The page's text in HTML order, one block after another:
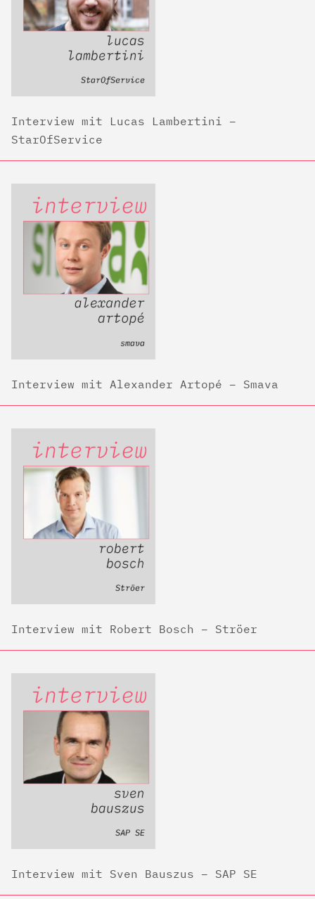
Interview mit Lucas Lambertini –
StarOfService
Interview mit Alexander Artopé – Smava
Interview mit Robert Bosch – Ströer
Interview mit Sven Bauszus – SAP SE